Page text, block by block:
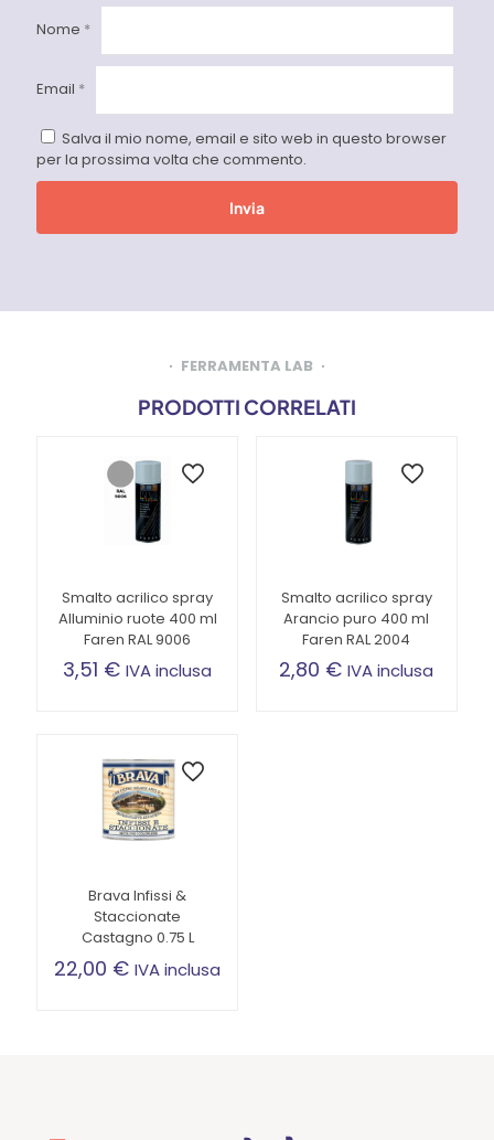
Nome *
Email *
Salva il mio nome, email e sito web in questo browser
per la prossima volta che commento.
FERRAMENTA LAB
PRODOTTI CORRELATI
Smalto acrilico spray
Alluminio ruote 400 ml
Faren RAL 9006
3,51 € IVA inclusa
Smalto acrilico spray
Arancio puro 400 ml
Faren RAL 2004
2,80 € IVA inclusa
Brava Infissi &
Staccionate
Castagno 0.75 L
22,00 € IVA inclusa